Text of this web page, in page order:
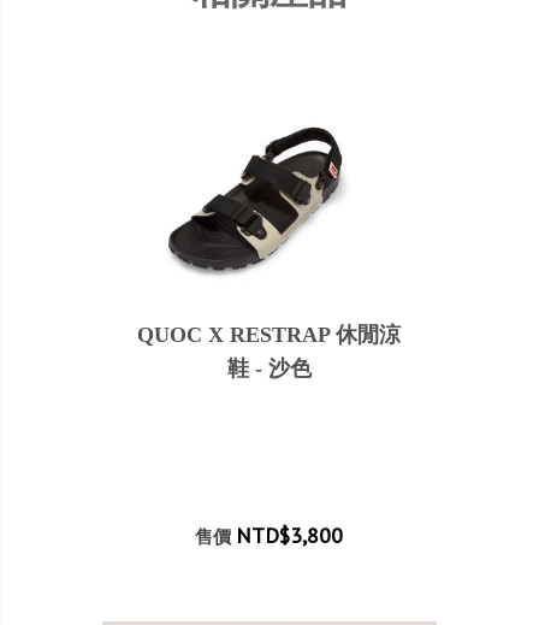
QUOC X RESTRAP 休閒涼
鞋 - 沙色
售價 NTD$3,800